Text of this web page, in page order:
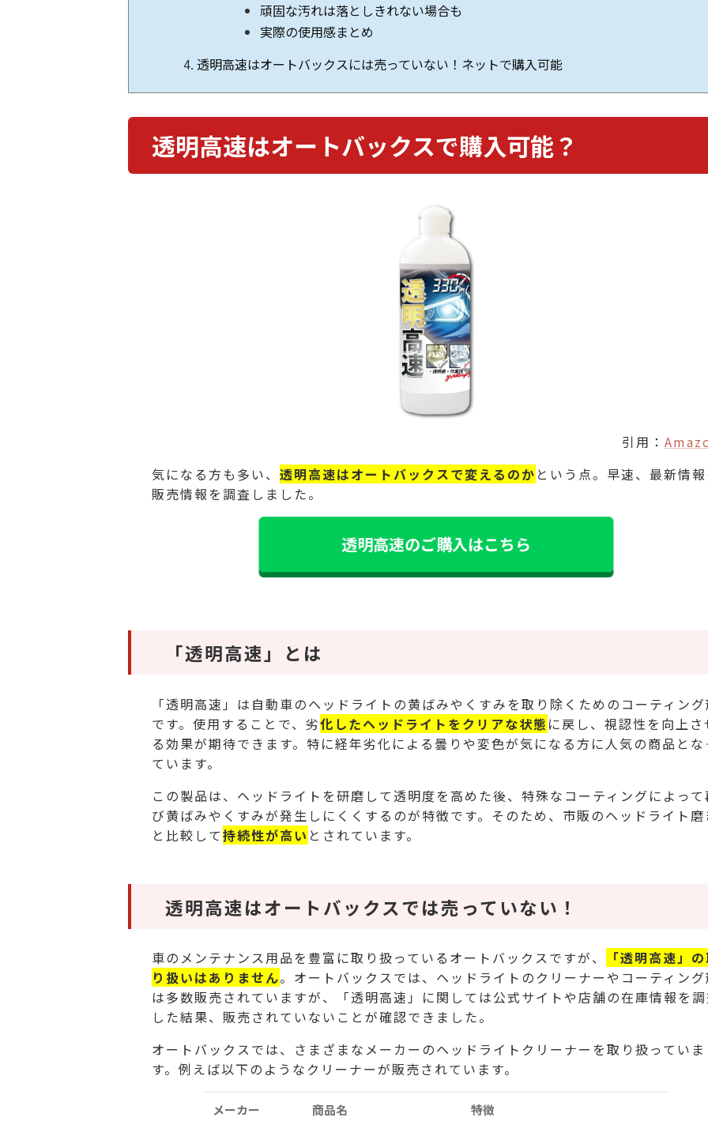
頑固な汚れは落としきれない場合も
実際の使用感まとめ
透明高速はオートバックスには売っていない！ネットで購入可能
透明高速はオートバックスで購入可能？
引用：
気になる方も多い、 透明高速はオートバックスで変えるのか という点。早速、最新情
販売情報を調査しました。
透明高速のご購入はこちら
「透明高速」とは
「透明高速」は自動車のヘッドライトの黄ばみやくすみを取り除くためのコーティン
です。使用することで、劣化したヘッドライトをクリアな状態 に戻し、視認性を向上さ
る効果が期待できます。特に経年劣化による曇りや変色が気になる方に人気の商品と
ています。
この製品は、ヘッドライトを研磨して透明度を高めた後、特殊なコーティングによっ
び黄ばみやくすみが発生しにくくするのが特徴です。そのため、市販のヘッドライト
と比較して持続性が高い とされています。
透明高速はオートバックスでは売っていない！
車のメンテナンス用品を豊富に取り扱っているオートバックスですが、
「透明高速」
り扱いはありません。オートバックスでは、ヘッドライトのクリーナーやコーティン
は多数販売されていますが、「透明高速」に関しては公式サイトや店舗の在庫情報を
した結果、販売されていないことが確認できました。
オートバックスでは、さまざまなメーカーのヘッドライトクリーナーを取り扱っていま
す。例えば以下のようなクリーナーが販売されています。
メーカー 商品名 特徴